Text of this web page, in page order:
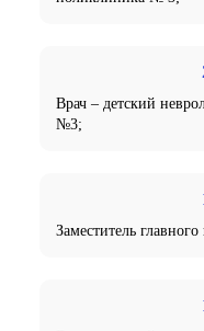
Врач – детский
№3;
Заместитель